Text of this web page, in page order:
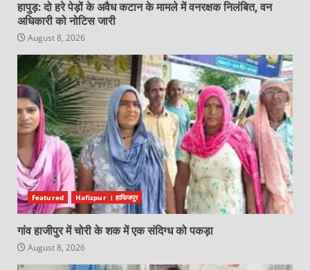
हापुड़: दो हरे पेड़ों के अवैध कटान के मामले में वनरक्षक निलंबित, वन
अधिकारी को नोटिस जारी
August 8, 2026
Featured Hafizpur । हाफिजपुर
गांव हाजीपुर में चोरी के शक में एक संदिग्ध को पकड़ा
August 8, 2026